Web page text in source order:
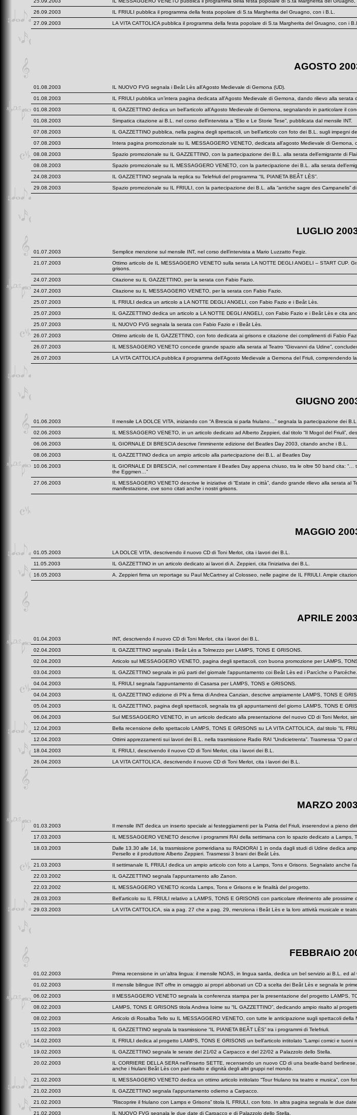
26.09.2003
IL FRIULI pubblica il programma della festa popolare di S.ta Margherita del Gruagno, con i B.L.
27.09.2003
LA VITA CATTOLICA pubblica il programma della festa popolare di S.ta Margherita del Gruagno, con i
AGOSTO
01.08.2003
IL NUOVO FVG segnala i Beât Lès all’Agosto Medievale di Gemona (UD).
01.08.2003
IL FRIULI pubblica un’intera pagina dedicata all’Agosto Medievale di Gemona, dando rilievo alla serata
01.08.2003
IL GAZZETTINO dedica un bell’articolo all’Agosto Medievale di Gemona, segnalando in particolare il
01.08.2003
Simpatica citazione ai B.L. nel corso dell’intervista a “Elio e Le Storie Tese”, pubblicata dal mensile INT.
07.08.2003
IL GAZZETTINO pubblica, nella pagina degli spettacoli, un bell’articolo con foto dei B.L. sugli impegni
07.08.2003
Intera pagina promozionale su IL MESSAGGERO VENETO, dedicata all’agosto Medievale di
08.08.2003
Spazio promozionale su IL GAZZETTINO, con la partecipazione dei B.L. alla serata dell’emigrante di
08.08.2003
Spazio promozionale su IL MESSAGGERO VENETO, con la partecipazione dei B.L. alla serata
24.08.2003
IL GAZZETTINO segnala la replica su Telefriuli del programma “IL PIANETA BEÂT LÈS”.
29.08.2003
Spazio promozionale su IL FRIULI, con la partecipazione dei B.L. alla “antiche sagre des Campanelis” di
LUGLIO
01.07.2003
Semplice menzione sul mensile INT, nel corso dell’intervista a Mario Luzzatto Fegiz.
21.07.2003
Ottimo articolo de IL MESSAGGERO VENETO sulla serata LA NOTTE DEGLI ANGELI – START
grisons.
24.07.2003
Citazione su IL GAZZETTINO, per la serata con Fabio Fazio.
24.07.2003
Citazione su IL MESSAGGERO VENETO, per la serata con Fabio Fazio.
25.07.2003
IL FRIULI dedica un articolo a LA NOTTE DEGLI ANGELI, con Fabio Fazio e i Beât Lès.
25.07.2003
IL GAZZETTINO dedica un articolo a LA NOTTE DEGLI ANGELI, con Fabio Fazio e i Beât Lès e cita
25.07.2003
IL NUOVO FVG segnala la serata con Fabio Fazio e i Beât Lès.
26.07.2003
Ottimo articolo de IL GAZZETTINO, con foto dedicata ai grisons e citazione dei complimenti di Fabio
26.07.2003
IL MESSAGGERO VENETO concede grande spazio alla serata al Teatro “Giovanni da Udine”,
26.07.2003
LA VITA CATTOLICA pubblica il programma dell’Agosto Medievale a Gemona del Friuli, comprendendo
GIUGNO
01.06.2003
Il mensile LA DOLCE VITA, iniziando con “A Brescia si parla friulano…” segnala la partecipazione dei
02.06.2003
IL MESSAGGERO VENETO, in un articolo dedicato ad Alberto Zeppieri, dal titolo “Il Mogol del Friuli”,
06.06.2003
IL GIORNALE DI BRESCIA descrive l’imminente edizione del Beatles Day 2003, citando anche i B.L.
08.06.2003
IL GAZZETTINO dedica un ampio articolo alla partecipazione dei B.L. al Beatles Day
10.06.2003
IL GIORNALE DI BRESCIA, nel commentare il Beatles Day appena chiuso, tra le oltre 50 band cita:
the Eggmen…”
27.06.2003
IL MESSAGGERO VENETO descrive le iniziative di “Estate in città”, dando grande rilievo alla serata
manifestazione, ove sono citati anche i nostri grisons.
MAGGIO
01.05.2003
LA DOLCE VITA, descrivendo il nuovo CD di Toni Merlot, cita i lavori dei B.L.
11.05.2003
IL GAZZETTINO in un articolo dedicato ai lavori di A. Zeppieri, cita l’iniziativa dei B.L.
16.05.2003
A. Zeppieri firma un reportage su Paul McCartney al Colosseo, nelle pagine de IL FRIULI. Ampie
APRILE 2003
01.04.2003
INT, descrivendo il nuovo CD di Toni Merlot, cita i lavori dei B.L.
02.04.2003
IL GAZZETTINO segnala i Beât Lès a Tolmezzo per LAMPS, TONS E GRISONS.
02.04.2003
Articolo sul MESSAGGERO VENETO, pagina degli spettacoli, con buona promozione per LAMPS,
03.04.2003
IL GAZZETTINO segnala in più parti del giornale l’appuntamento coi Beât Lès ed i Parcìche o
04.04.2003
IL FRIULI segnala l’appuntamento di Casarsa per LAMPS, TONS e GRISONS.
04.04.2003
IL GAZZETTINO edizione di PN a firma di Andrea Canzian, descrive ampiamente LAMPS, TONS E
05.04.2003
IL GAZZETTINO, pagina degli spettacoli, segnala tra gli appuntamenti del giorno LAMPS, TONS E
06.04.2003
Sul MESSAGGERO VENETO, in un articolo dedicato alla presentazione del nuovo CD di Toni Merlot,
12.04.2003
Bella recensione dello spettacolo LAMPS, TONS E GRISONS su LA VITA CATTOLICA, dal titolo “IL
12.04.2003
Ottimi apprezzamenti sui lavori dei B.L. nella trasmissione Radio RAI “Undicietrenta”. Trasmessa “O par
18.04.2003
IL FRIULI, descrivendo il nuovo CD di Toni Merlot, cita i lavori dei B.L.
26.04.2003
LA VITA CATTOLICA, descrivendo il nuovo CD di Toni Merlot, cita i lavori dei B.L.
MARZO 2003
01.03.2003
Il mensile INT dedica un inserto speciale ai festeggiamenti per la Patria del Friuli, inserendovi a pieno
17.03.2003
IL MESSAGGERO VENETO descrive i programmi RAI della settimana con lo spazio dedicato a Lamps,
18.03.2003
Dalle 13.30 alle 14, la trasmissione pomeridiana su RADIORAI 1 in onda dagli studi di Udine dedica
Persello e il produttore Alberto Zeppieri. Trasmessi 3 brani dei Beât Lès.
21.03.2003
Il settimanale IL FRIULI dedica un ampio articolo con foto a Lamps, Tons e Grisons. Segnalato anche
22.03.2002
IL GAZZETTINO segnala l'appuntamento allo Zanon.
22.03.2002
IL MESSAGGERO VENETO ricorda Lamps, Tons e Grisons e le finalità del progetto.
28.03.2003
Bell’articolo su IL FRIULI relativo a LAMPS, TONS E GRISONS con particolare riferimento alle prossime
29.03.2003
LA VITA CATTOLICA, sia a pag. 27 che a pag. 29, menziona i Beât Lès e la loro attività musicale e
FEBBRAIO
01.02.2003
Prima recensione in un’altra lingua: il mensile NOAS, in lingua sarda, dedica un bel servizio ai B.L. ed al
01.02.2003
Il mensile bilingue INT offre in omaggio ai propri abbonati un CD a scelta dei Beât Lès e segnala le
06.02.2003
Il MESSAGGERO VENETO segnala la conferenza stampa per la presentazione del progetto LAMPS,
08.02.2003
LAMPS, TONS E GRISONS titola Andrea Ioime su “IL GAZZETTINO”, dedicando ampio risalto al
08.02.2003
Articolo di Rosalba Tello su IL MESSAGGERO VENETO, con tutte le anticipazione sugli spettacoli
15.02.2003
IL GAZZETTINO segnala la trasmissione “IL PIANETA BEÂT LÈS” tra i programmi di Telefriuli.
14.02.2003
IL FRIULI dedica al progetto LAMPS, TONS E GRISONS un bell’articolo intitolato “Lampi comici e tuoni
19.02.2003
IL GAZZETTINO segnala le serate del 21/02 a Carpacco e del 22/02 a Palazzolo dello Stella.
20.02.2003
IL CORRIERE DELLA SERA nell’inserto SETTE, recensendo un nuovo CD di una beatle-band
anche i friulani Beât Lès con pari risalto e dignità degli altri gruppi nel mondo.
21.02.2003
IL MESSAGGERO VENETO dedica un ottimo articolo intitolato “Tour friulano tra teatro e musica”, con
21.02.2003
IL GAZZETTINO segnala l’appuntamento odierno a Carpacco.
21.02.2003
“Riscoprire il friulano con Lamps e Grisons” titola IL FRIULI, con foto. In altra pagina segnala le due
21.02.2003
IL NUOVO FVG segnala le due date di Carpacco e di Palazzolo dello Stella.